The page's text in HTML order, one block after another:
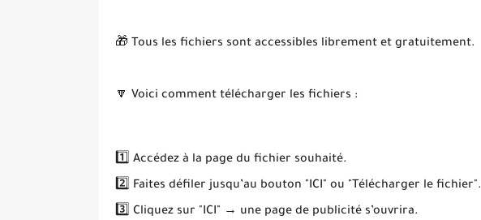
🎁 Tous les fichiers sont accessibles librement et gratuitement.
🔽 Voici comment télécharger les fichiers :
1️⃣ Accédez à la page du fichier souhaité.
2️⃣ Faites défiler jusqu’au bouton "ICI" ou "Télécharger le fichier".
3️⃣ Cliquez sur "ICI" → une page de publicité s’ouvrira.